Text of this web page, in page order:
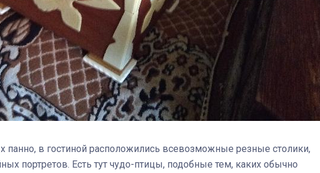
в гостиной расположились всевозможные резные столики,
портретов. Есть тут чудо-птицы, подобные тем, каких обычно